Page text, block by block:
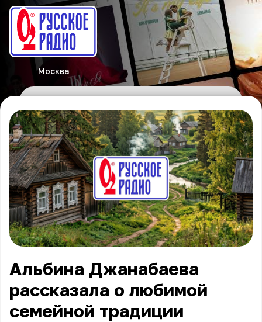
Москва
Альбина Джанабаева
рассказала о любимой
семейной традиции